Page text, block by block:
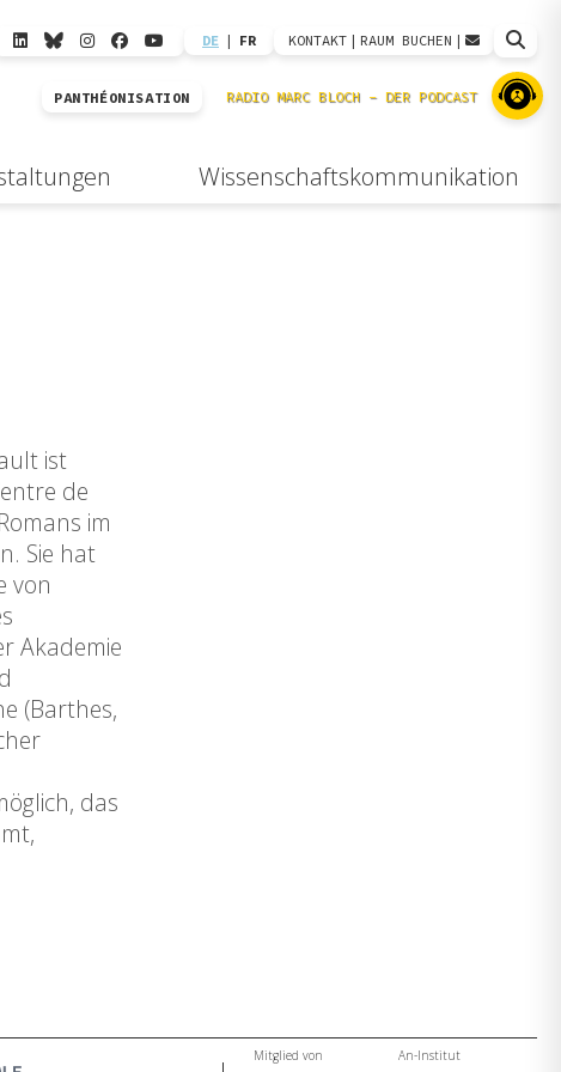
DE | FR KONTAKT | RAUM BUCHEN |
PANTHÉONISATION
Wissenschaftskommunikation
ist
de
im
Sie hat
von
Akademie
(Barthes,
das
Mitglied von An-Institut